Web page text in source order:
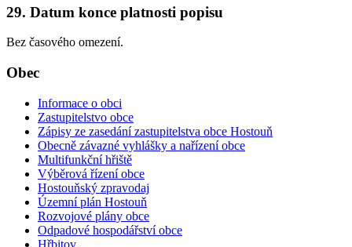
29. Datum konce platnosti popisu
Bez časového omezení.
Obec
Informace o obci
Zastupitelstvo obce
Zápisy ze zasedání zastupitelstva obce Hostouň
Obecně závazné vyhlášky a nařízení obce
Multifunkční hřiště
Výběrová řízení obce
Hostouňský zpravodaj
Územní plán Hostouň
Rozvojové plány obce
Odpadové hospodářství obce
Hřbitov